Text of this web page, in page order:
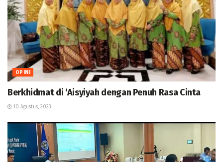
OPINI
Berkhidmat di ‘Aisyiyah dengan Penuh Rasa Cinta
10 Agustus, 2023